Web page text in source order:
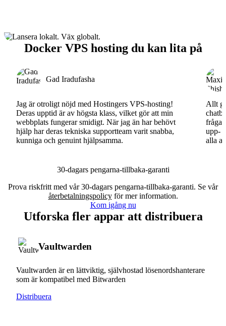
Docker VPS hosting du kan lita på
Gad Iradufasha
Jag är otroligt nöjd med Hostingers VPS-hosting!
Deras upptid är av högsta klass, vilket gör att min
webbplats fungerar smidigt. När jag än har behövt
hjälp har deras tekniska supportteam varit snabba,
kunniga och genuint hjälpsamma.
Allt
fråga.
upp-
alla
30-dagars pengarna-tillbaka-garanti
Prova riskfritt med vår 30-dagars pengarna-tillbaka-garanti. Se vår
återbetalningspolicyför mer information.
Kom igång nu
Utforska fler appar att distribuera
Vaultwarden
Vaultwarden är en lättviktig, självhostad lösenordshanterare
som är kompatibel med Bitwarden
Distribuera